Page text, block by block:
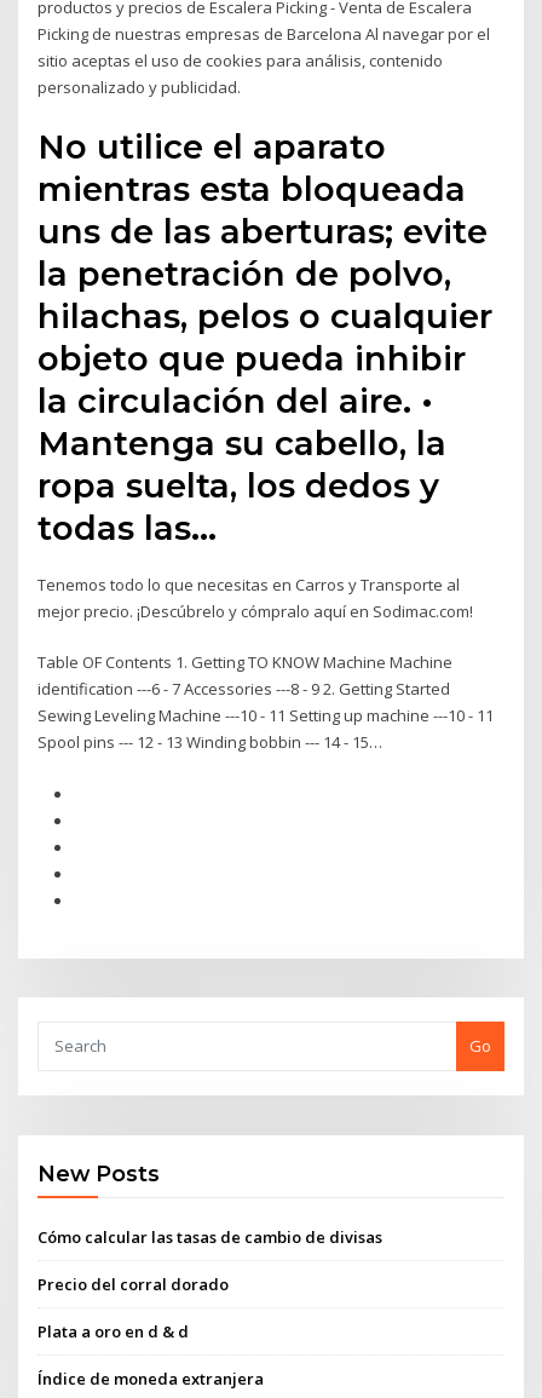
productos y precios de Escalera Picking - Venta de Escalera
Picking de nuestras empresas de Barcelona Al navegar por el
sitio aceptas el uso de cookies para análisis, contenido
personalizado y publicidad.
No utilice el aparato
mientras esta bloqueada
uns de las aberturas; evite
la penetración de polvo,
hilachas, pelos o cualquier
objeto que pueda inhibir
la circulación del aire. •
Mantenga su cabello, la
ropa suelta, los dedos y
todas las…
Tenemos todo lo que necesitas en Carros y Transporte al
mejor precio. ¡Descúbrelo y cómpralo aquí en Sodimac.com!
Table OF Contents 1. Getting TO KNOW Machine Machine
identification ---6 - 7 Accessories ---8 - 9 2. Getting Started
Sewing Leveling Machine ---10 - 11 Setting up machine ---10 - 11
Spool pins --- 12 - 13 Winding bobbin --- 14 - 15…
Go
New Posts
Cómo calcular las tasas de cambio de divisas
Precio del corral dorado
Plata a oro en d & d
Índice de moneda extranjera